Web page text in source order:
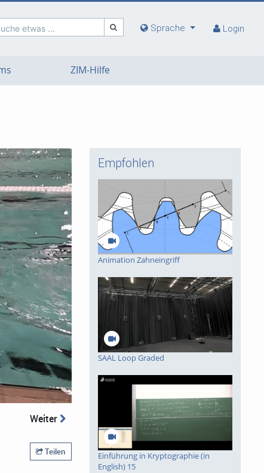
etwas ... Sprache Login
ZIM-Hilfe
Weiter
Teilen
Empfohlen
Animation Zahneingriff
SAAL Loop Graded
Einführung in Kryptographie (in
English) 15